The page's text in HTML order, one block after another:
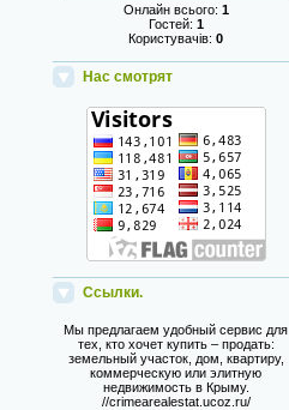
Онлайн всього: 1
Гостей: 1
Користувачів:0
Нас смотрят
Ссылки.
Мы предлагаем удобный сервис для
тех, кто хочет купить – продать:
земельный участок, дом, квартиру,
коммерческую или элитную
недвижимость в Крыму.
//crimearealestat.ucoz.ru/